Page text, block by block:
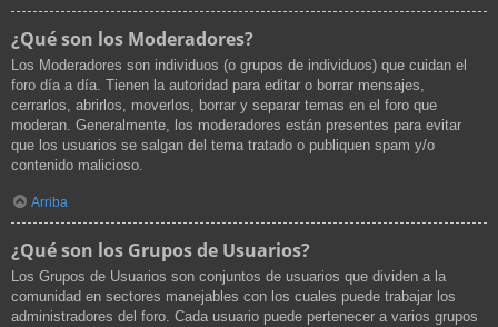
¿Qué son los Moderadores?
Los Moderadores son individuos (o grupos de individuos) que cuidan el
foro día a día. Tienen la autoridad para editar o borrar mensajes,
cerrarlos, abrirlos, moverlos, borrar y separar temas en el foro que
moderan. Generalmente, los moderadores están presentes para evitar
que los usuarios se salgan del tema tratado o publiquen spam y/o
contenido malicioso.
Arriba
¿Qué son los Grupos de Usuarios?
Los Grupos de Usuarios son conjuntos de usuarios que dividen a la
comunidad en sectores manejables con los cuales puede trabajar los
administradores del foro. Cada usuario puede pertenecer a varios grupos